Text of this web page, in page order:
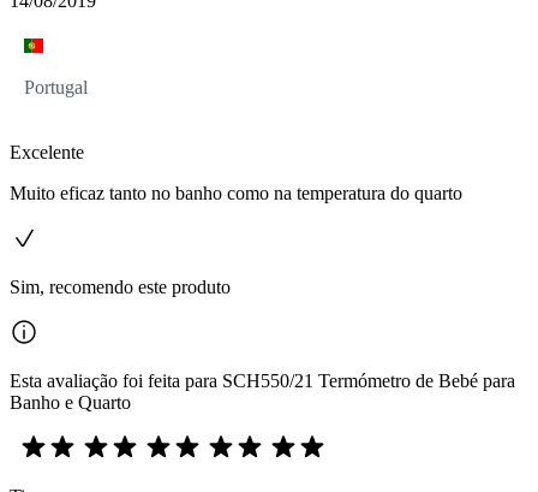
Portugal
Excelente
Muito eficaz tanto no banho como na temperatura do quarto
Sim, recomendo este produto
Esta avaliação foi feita para SCH550/21 Termómetro de Bebé para
Banho e Quarto